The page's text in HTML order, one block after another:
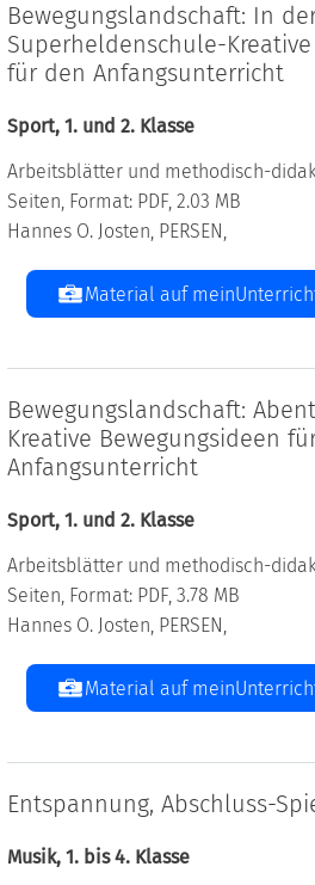
Bewegungslandschaft: In
Superheldenschule-
für den Anfangsunterricht
Sport, 1. und 2. Klasse
Arbeitsblätter und methodisch-
Seiten, Format: PDF, 2.03 MB
Hannes O. Josten, PERSEN,
Material auf
Bewegungslandschaft:
Kreative Bewegungsideen
Anfangsunterricht
Sport, 1. und 2. Klasse
Arbeitsblätter und methodisch-
Seiten, Format: PDF, 3.78 MB
Hannes O. Josten, PERSEN,
Material auf
Entspannung, Abschluss-
Musik, 1. bis 4. Klasse